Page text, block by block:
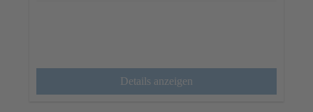
Details anzeigen